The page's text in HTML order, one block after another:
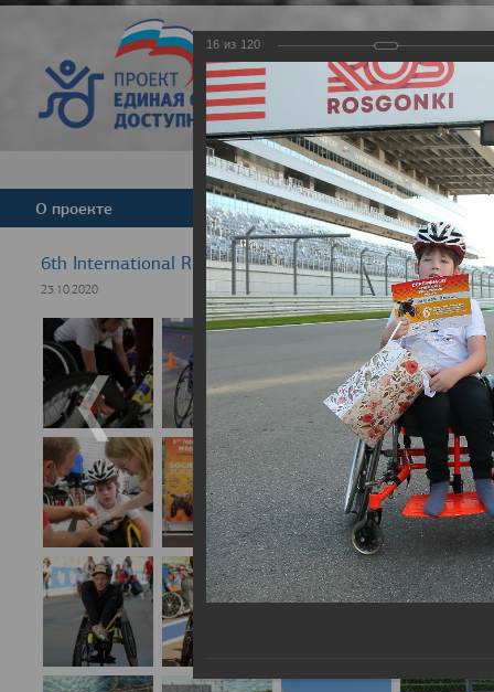
Версия для
О проекте Команда Новости
6th International Rezept-Sport Wheelchair Half
23.10.2020
16 из 120